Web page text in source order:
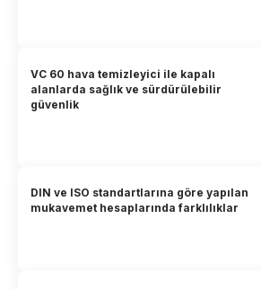
VC 60 hava temizleyici ile kapalı
alanlarda sağlık ve sürdürülebilir
güvenlik
DIN ve ISO standartlarına göre yapılan
mukavemet hesaplarında farklılıklar